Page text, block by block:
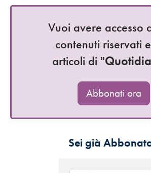
Vuoi avere accesso
contenuti riservati
articoli di "
Abbonati ora
Sei già